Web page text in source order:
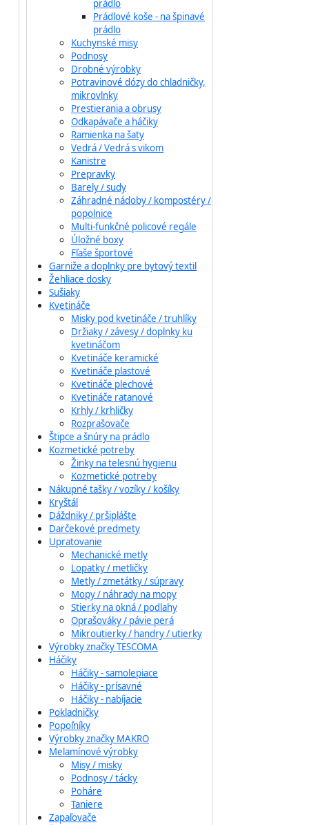
prádlo
Prádlové koše - na špinavé
prádlo
Kuchynské misy
Podnosy
Drobné výrobky
Potravinové dózy do chladničky,
mikrovlnky
Prestierania a obrusy
Odkapávače a háčiky
Ramienka na šaty
Vedrá / Vedrá s vikom
Kanistre
Prepravky
Barely / sudy
Záhradné nádoby / kompostéry /
popolnice
Multi-funkčné policové regále
Úložné boxy
Fľaše športové
Garniže a doplnky pre bytový textil
Žehliace dosky
Sušiaky
Kvetináče
Misky pod kvetináče / truhlíky
Držiaky / závesy / doplnky ku
kvetináčom
Kvetináče keramické
Kvetináče plastové
Kvetináče plechové
Kvetináče ratanové
Krhly / krhličky
Rozprašovače
Štipce a šnúry na prádlo
Kozmetické potreby
Žinky na telesnú hygienu
Kozmetické potreby
Nákupné tašky / vozíky / košíky
Kryštál
Dáždniky / pršiplášte
Darčekové predmety
Upratovanie
Mechanické metly
Lopatky / metličky
Metly / zmetátky / súpravy
Mopy / náhrady na mopy
Stierky na okná / podlahy
Oprašováky / pávie perá
Mikroutierky / handry / utierky
Výrobky značky TESCOMA
Háčiky
Háčiky - samolepiace
Háčiky - prísavné
Háčiky - nabíjacie
Pokladničky
Popoľníky
Výrobky značky MAKRO
Melamínové výrobky
Misy / misky
Podnosy / tácky
Poháre
Taniere
Zapaľovače